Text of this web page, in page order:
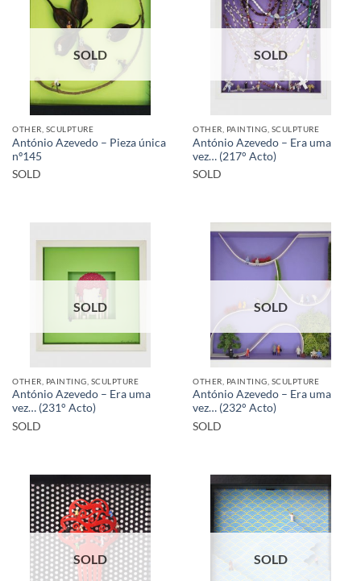
SOLD
OTHER, SCULPTURE
António Azevedo – Pieza única
nº145
SOLD
SOLD
OTHER, PAINTING, SCULPTURE
António Azevedo – Era uma
vez… (217° Acto)
SOLD
SOLD
OTHER, PAINTING, SCULPTURE
António Azevedo – Era uma
vez… (231° Acto)
SOLD
SOLD
OTHER, PAINTING, SCULPTURE
António Azevedo – Era uma
vez… (232° Acto)
SOLD
SOLD SOLD